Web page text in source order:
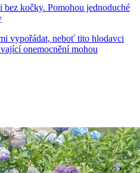
kočky. Pomohou jednoduché
vypořádat, neboť tito hlodavci
onemocnění mohou